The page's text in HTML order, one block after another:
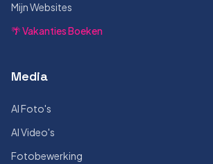
Mijn Websites
🌴 Vakanties Boeken
Media
AI Foto's
AI Video's
Fotobewerking